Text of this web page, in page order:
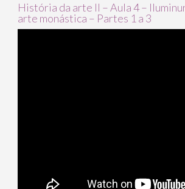
História da arte II – Aula 4 –
arte monástica – Partes 1 a 3